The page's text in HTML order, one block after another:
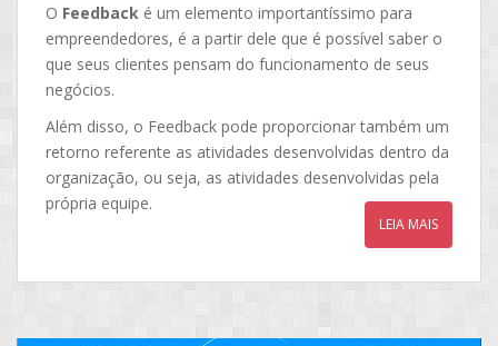
O Feedback é um elemento importantíssimo para
empreendedores, é a partir dele que é possível saber o
que seus clientes pensam do funcionamento de seus
negócios.
Além disso, o Feedback pode proporcionar também um
retorno referente as atividades desenvolvidas dentro da
organização, ou seja, as atividades desenvolvidas pela
própria equipe.
LEIA MAIS